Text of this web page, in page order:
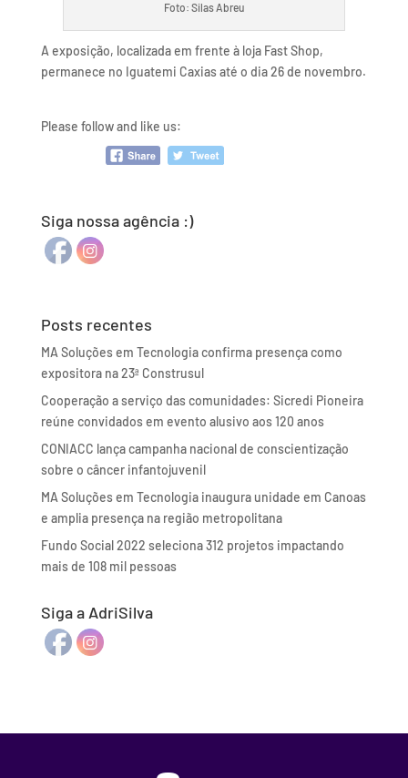
Foto: Silas Abreu
A exposição, localizada em frente à loja Fast Shop,
permanece no Iguatemi Caxias até o dia 26 de novembro.
Please follow and like us:
Siga nossa agência :)
Posts recentes
MA Soluções em Tecnologia confirma presença como
expositora na 23ª Construsul
Cooperação a serviço das comunidades: Sicredi Pioneira
reúne convidados em evento alusivo aos 120 anos
CONIACC lança campanha nacional de conscientização
sobre o câncer infantojuvenil
MA Soluções em Tecnologia inaugura unidade em Canoas
e amplia presença na região metropolitana
Fundo Social 2022 seleciona 312 projetos impactando
mais de 108 mil pessoas
Siga a AdriSilva